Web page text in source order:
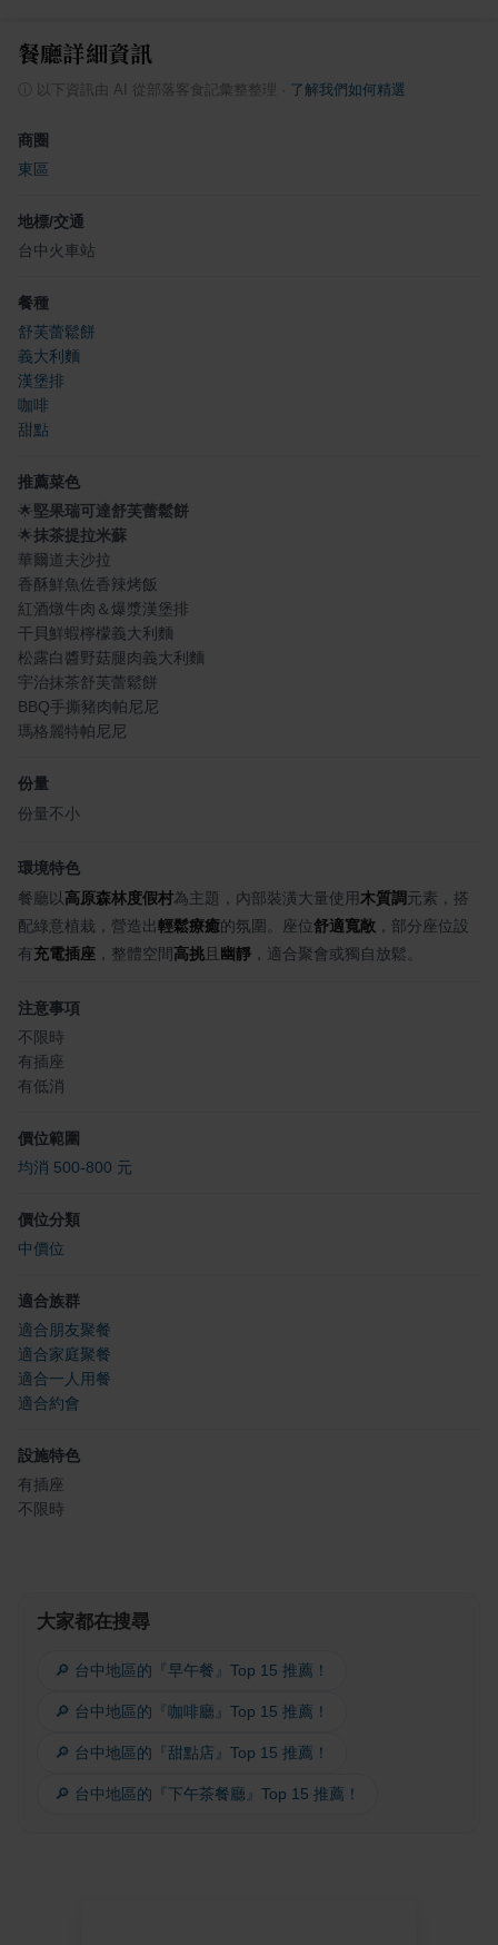
餐廳詳細資訊
以下資訊由 AI 從部落客食記彙整整理 了解我們如何精選
商圈
東區
地標/交通
台中火車站
餐種
舒芙蕾鬆餅
義大利麵
漢堡排
咖啡
甜點
推薦菜色
🌟堅果瑞可達舒芙蕾鬆餅
🌟抹茶提拉米蘇
華爾道夫沙拉
香酥鮮魚佐香辣烤飯
紅酒燉牛肉＆爆漿漢堡排
干貝鮮蝦檸檬義大利麵
松露白醬野菇腿肉義大利麵
宇治抹茶舒芙蕾鬆餅
BBQ手撕豬肉帕尼尼
瑪格麗特帕尼尼
份量
份量不小
環境特色
餐廳以高原森林度假村為主題，內部裝潢大量使用 木質調元素，搭
配綠意植栽，營造出輕鬆療癒的氛圍。座位舒適寬敞 ，部分座位設
有 充電插座 ，整體空間高挑 且 幽靜 ，適合聚會或獨自放鬆。
注意事項
不限時
有插座
有低消
價位範圍
均消 500-800 元
價位分類
中價位
適合族群
適合朋友聚餐
適合家庭聚餐
適合一人用餐
適合約會
設施特色
有插座
不限時
大家都在搜尋
🔎 台中地區的『早午餐』Top 15 推薦！
🔎 台中地區的『咖啡廳』Top 15 推薦！
🔎 台中地區的『甜點店』Top 15 推薦！
🔎 台中地區的『下午茶餐廳』Top 15 推薦！